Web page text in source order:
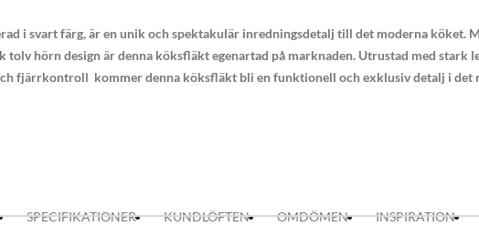
i svart färg, är en unik och spektakulär inredningsdetalj till det moderna köket.
hörn design är denna köksfläkt egenartad på marknaden. Utrustad med stark
fjärrkontroll kommer denna köksfläkt bli en funktionell och exklusiv detalj i det
drift
SPECIFIKATIONER KUNDLÖFTEN OMDÖMEN INSPIRATION